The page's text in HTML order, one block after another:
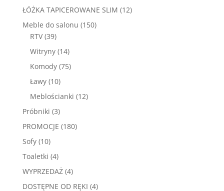
produktów
ŁÓŻKA TAPICEROWANE SLIM 1212
Meble do salonu 150150
RTV 3939
produktów
Witryny 1414
produktów
Komody 7575
Ławy 1010
produktów
Meblościanki 1212
Próbniki 33
produkty
PROMOCJE 180180
Sofy 1010
produktów
Toaletki 44
produkty
WYPRZEDAŻ 44
produkty
DOSTĘPNE OD RĘKI 44